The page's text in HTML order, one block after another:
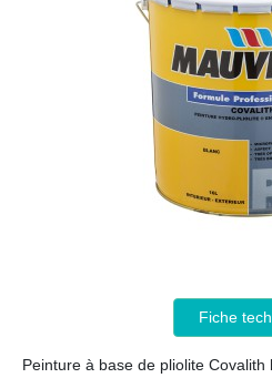
Fiche
Peinture à base de pliolite Covalith